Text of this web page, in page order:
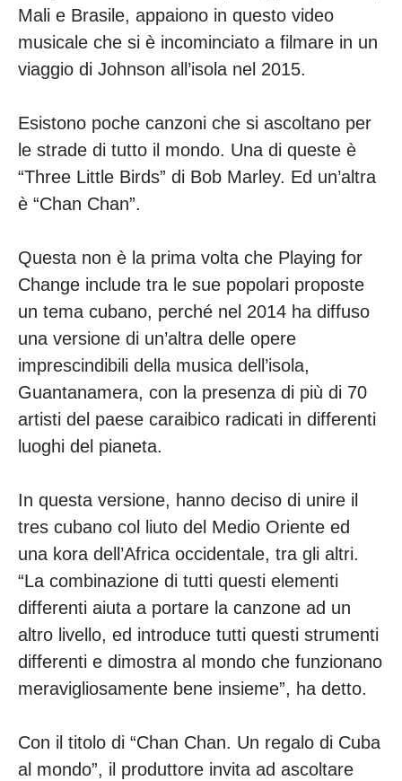
Mali e Brasile, appaiono in questo video
musicale che si è incominciato a filmare in un
viaggio di Johnson all’isola nel 2015.
Esistono poche canzoni che si ascoltano per
le strade di tutto il mondo. Una di queste è
“Three Little Birds” di Bob Marley. Ed un’altra
è “Chan Chan”.
Questa non è la prima volta che Playing for
Change include tra le sue popolari proposte
un tema cubano, perché nel 2014 ha diffuso
una versione di un’altra delle opere
imprescindibili della musica dell’isola,
Guantanamera, con la presenza di più di 70
artisti del paese caraibico radicati in differenti
luoghi del pianeta.
In questa versione, hanno deciso di unire il
tres cubano col liuto del Medio Oriente ed
una kora dell’Africa occidentale, tra gli altri.
“La combinazione di tutti questi elementi
differenti aiuta a portare la canzone ad un
altro livello, ed introduce tutti questi strumenti
differenti e dimostra al mondo che funzionano
meravigliosamente bene insieme”, ha detto.
Con il titolo di “Chan Chan. Un regalo di Cuba
al mondo”, il produttore invita ad ascoltare